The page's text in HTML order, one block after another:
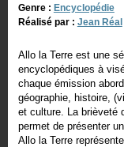
Genre : Encyclopédie
Réalisé par : Jean Réal
Allo la Terre est une
encyclopédiques à
chaque émission
géographie, histoire,
et culture. La brièveté
permet de présenter
Allo la Terre